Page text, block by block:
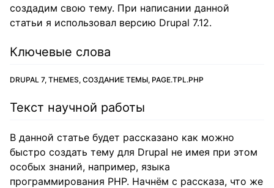
создадим свою тему. При написании данной
статьи я использовал версию Drupal 7.12.
Ключевые слова
DRUPAL 7, THEMES, СОЗДАНИЕ ТЕМЫ, PAGE.TPL.PHP
Текст научной работы
В данной статье будет рассказано как можно
быстро создать тему для Drupal не имея при этом
особых знаний, например, языка
программирования PHP. Начнём с рассказа, что же